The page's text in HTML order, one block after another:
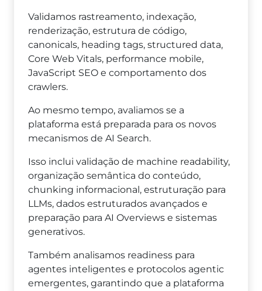
Validamos rastreamento, indexação,
renderização, estrutura de código,
canonicals, heading tags, structured data,
Core Web Vitals, performance mobile,
JavaScript SEO e comportamento dos
crawlers.
Ao mesmo tempo, avaliamos se a
plataforma está preparada para os novos
mecanismos de AI Search.
Isso inclui validação de machine readability,
organização semântica do conteúdo,
chunking informacional, estruturação para
LLMs, dados estruturados avançados e
preparação para AI Overviews e sistemas
generativos.
Também analisamos readiness para
agentes inteligentes e protocolos agentic
emergentes, garantindo que a plataforma